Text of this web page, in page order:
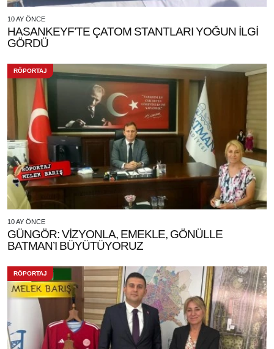
10 AY ÖNCE
HASANKEYF’TE ÇATOM STANTLARI YOĞUN İLGİ
GÖRDÜ
RÖPORTAJ
10 AY ÖNCE
GÜNGÖR: VİZYONLA, EMEKLE, GÖNÜLLE
BATMAN’I BÜYÜTÜYORUZ
RÖPORTAJ